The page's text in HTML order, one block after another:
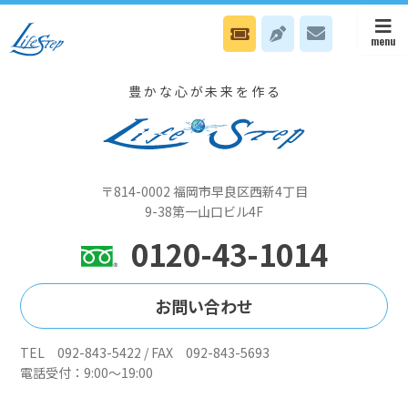
12月2日(火）本部は会長のNスタイル日、八幡オフィスは無料電話Nカ
ウンセリング日です
豊かな心が未来を作る
〒814-0002 福岡市早良区西新4丁目
9-38第一山口ビル4F
0120-43-1014
お問い合わせ
TEL 092-843-5422 / FAX 092-843-5693
電話受付：9:00～19:00